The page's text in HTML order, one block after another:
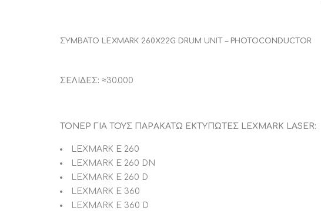
ΣΥΜΒΑΤΟ LEXMARK 260X22G DRUM UNIT – PHOTOCONDUCTOR
ΣΕΛΙΔΕΣ: ≈30.000
ΤΟΝΕΡ ΓΙΑ ΤΟΥΣ ΠΑΡΑΚΑΤΩ ΕΚΤΥΠΩΤΕΣ LEXMARK LASER:
LEXMARK E 260
LEXMARK E 260 DN
LEXMARK E 260 D
LEXMARK E 360
LEXMARK E 360 D